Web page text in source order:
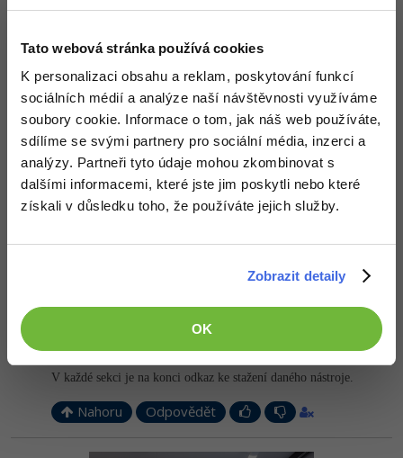
Tato webová stránka používá cookies
K personalizaci obsahu a reklam, poskytování funkcí
sociálních médií a analýze naší návštěvnosti využíváme
soubory cookie. Informace o tom, jak náš web používáte,
sdílíme se svými partnery pro sociální média, inzerci a
analýzy. Partneři tyto údaje mohou zkombinovat s
dalšími informacemi, které jste jim poskytli nebo které
získali v důsledku toho, že používáte jejich služby.
Zobrazit detaily
OK
Nahoru Odpovědět
Odpovídá na
9.12.2011 14:33
Tady je odkaz z CZ/SK fóra, z kterého to mám stáhnutý taky:
Je to nejnovější verze.
Nahoru Odpovědět +1
Odpovídá na Bezza
Díky moc, dávám ti hlas.
David Hartinger: 9.12.2011 21:19
V každé sekci je na konci odkaz ke stažení daného nástroje.
Nahoru Odpovědět